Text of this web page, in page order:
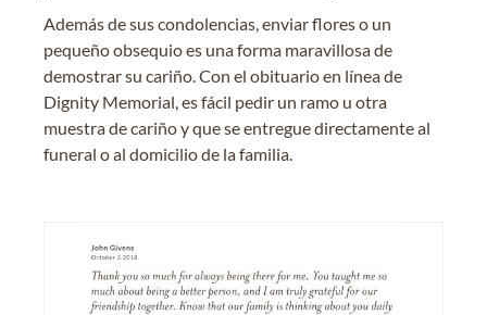
Además de sus condolencias, enviar flores o un
pequeño obsequio es una forma maravillosa de
demostrar su cariño. Con el obituario en línea de
Dignity Memorial, es fácil pedir un ramo u otra
muestra de cariño y que se entregue directamente al
funeral o al domicilio de la familia.